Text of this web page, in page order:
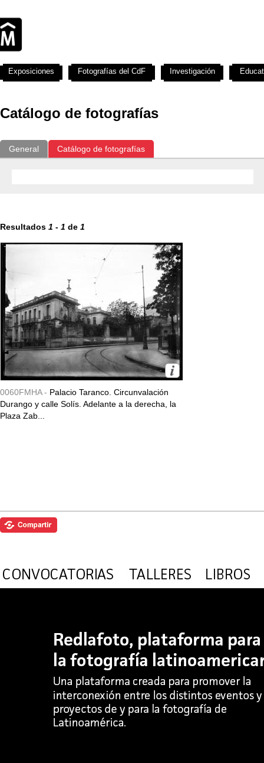
Catálogo de fotografías
General Catálogo de fotografías
Resultados 1 - 1 de 1
0060FMHA - Palacio Taranco. Circunvalación
Durango y calle Solís. Adelante a la derecha, la
Plaza Zab...
Exposiciones Fotografías del CdF Investigación